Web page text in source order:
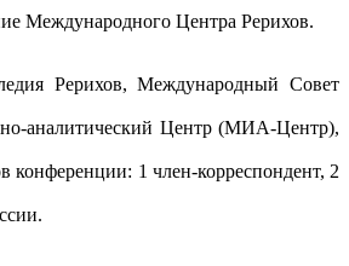
Международного Центра Рерихов.
Рерихов, Международный Совет
аналитический Центр (МИА-Центр),
конференции: 1 член-корреспондент, 2